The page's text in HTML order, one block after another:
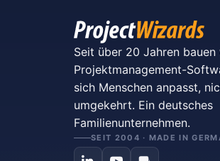
Seit über 20 Jahren bauen
Projektmanagement-
sich Menschen anpasst,
umgekehrt. Ein deutsches
Familienunternehmen.
SEIT 2004 · MADE IN